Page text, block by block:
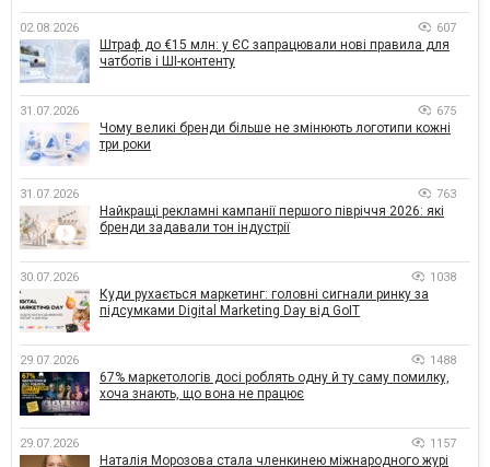
02.08.2026 607
Штраф до €15 млн: у ЄС запрацювали нові правила для
чатботів і ШІ-контенту
31.07.2026 675
Чому великі бренди більше не змінюють логотипи кожні
три роки
31.07.2026 763
Найкращі рекламні кампанії першого півріччя 2026: які
бренди задавали тон індустрії
30.07.2026 1038
Куди рухається маркетинг: головні сигнали ринку за
підсумками Digital Marketing Day від GoIT
29.07.2026 1488
67% маркетологів досі роблять одну й ту саму помилку,
хоча знають, що вона не працює
29.07.2026 1157
Наталія Морозова стала членкинею міжнародного журі